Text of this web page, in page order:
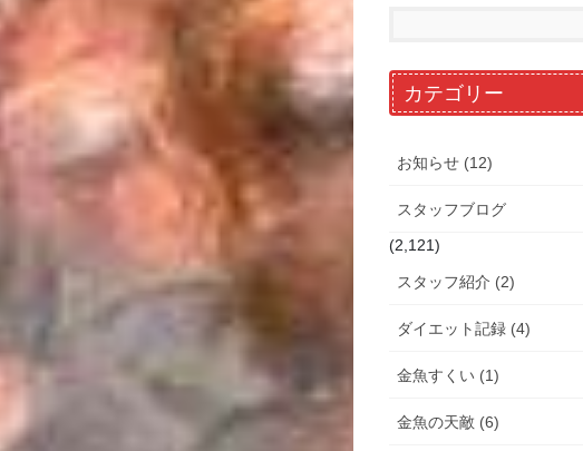
カテゴリー
お知らせ (12)
スタッフブログ
(2,121)
スタッフ紹介 (2)
ダイエット記録 (4)
金魚すくい (1)
金魚の天敵 (6)